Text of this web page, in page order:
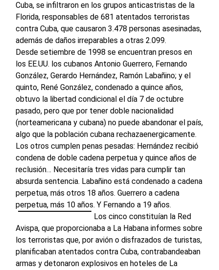
Cuba, se infiltraron en los grupos anticastristas de la
Florida, responsables de 681 atentados terroristas
contra Cuba, que causaron 3.478 personas asesinadas,
además de daños irreparables a otras 2.099.
Desde setiembre de 1998 se encuentran presos en
los EE.UU. los cubanos Antonio Guerrero, Fernando
González, Gerardo Hernández, Ramón Labañino; y el
quinto, René González, condenado a quince años,
obtuvo la libertad condicional el día 7 de octubre
pasado, pero que por tener doble nacionalidad
(norteamericana y cubana) no puede abandonar el país,
algo que la población cubana rechazaenergicamente.
Los otros cumplen penas pesadas: Hernández recibió
condena de doble cadena perpetua y quince años de
reclusión… Necesitaría tres vidas para cumplir tan
absurda sentencia. Labañino está condenado a cadena
perpetua, más otros 18 años. Guerrero a cadena
perpetua, más 10 años. Y Fernando a 19 años.
Los cinco constituían la Red
Avispa, que proporcionaba a La Habana informes sobre
los terroristas que, por avión o disfrazados de turistas,
planificaban atentados contra Cuba, contrabandeaban
armas y detonaron explosivos en hoteles de La